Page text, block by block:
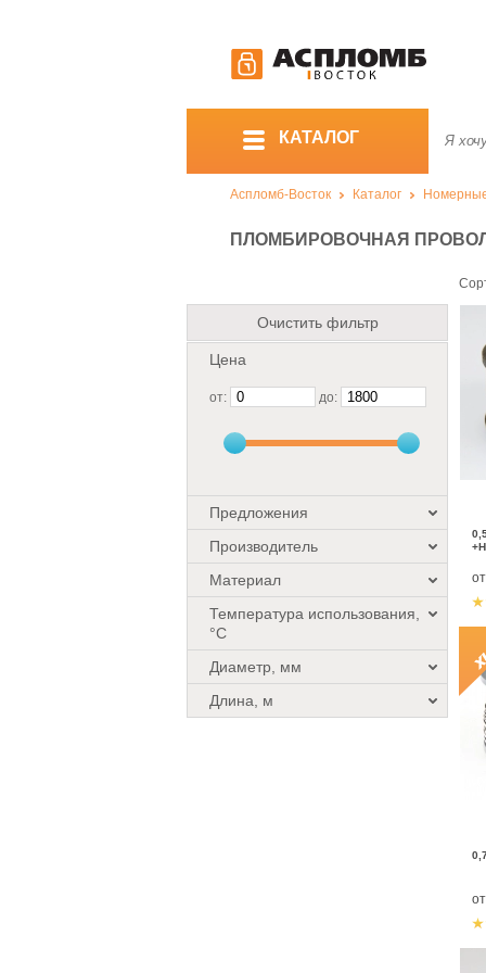
КАТАЛОГ
Аспломб-Восток Каталог
ПЛОМБИРОВОЧНАЯ
Очистить фильтр
Цена
от: до:
Предложения
Производитель
Материал
Температура использования,
°C
Диаметр, мм
Длина, м